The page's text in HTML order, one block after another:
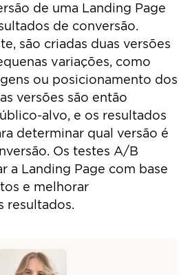
de uma Landing Page
de conversão.
são criadas duas versões
variações, como
ou posicionamento dos
versões são então
alvo, e os resultados
determinar qual versão é
Os testes A/B
a Landing Page com base
e melhorar
resultados.